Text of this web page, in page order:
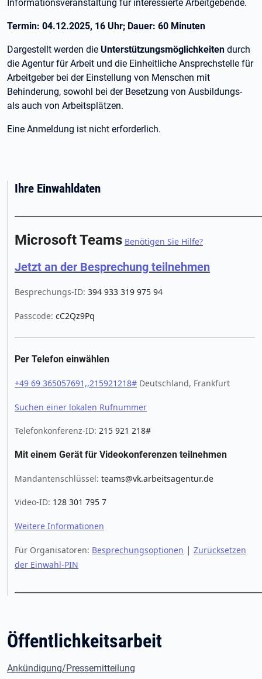
Informationsveranstaltung für interessierte Arbeitgebende.
Termin: 04.12.2025, 16 Uhr; Dauer: 60 Minuten
Dargestellt werden die Unterstützungsmöglichkeiten durch
die Agentur für Arbeit und die Einheitliche Ansprechstelle für
Arbeitgeber bei der Einstellung von Menschen mit
Behinderung, sowohl bei der Besetzung von Ausbildungs-
als auch von Arbeitsplätzen.
Eine Anmeldung ist nicht erforderlich.
Ihre Einwahldaten
Microsoft Teams Benötigen Sie Hilfe?
Jetzt an der Besprechung teilnehmen
Besprechungs-ID: 394 933 319 975 94
Passcode: cC2Qz9Pq
Per Telefon einwählen
+49 69 365057691,,215921218# Deutschland, Frankfurt
Suchen einer lokalen Rufnummer
Telefonkonferenz-ID: 215 921 218#
Mit einem Gerät für Videokonferenzen teilnehmen
Mandantenschlüssel: teams@vk.arbeitsagentur.de
Video-ID: 128 301 795 7
Weitere Informationen
Für Organisatoren: Besprechungsoptionen | Zurücksetzen
der Einwahl-PIN
Öffentlichkeitsarbeit
Ankündigung/Pressemitteilung